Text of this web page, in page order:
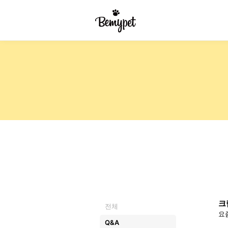
전체
Q&A
크
요